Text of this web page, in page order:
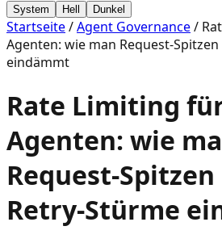
System Hell Dunkel
Startseite/Agent Governance/
Agenten: wie man Request-
eindämmt
Rate Limiting
Agenten: wie
Request-
Retry-Stürme